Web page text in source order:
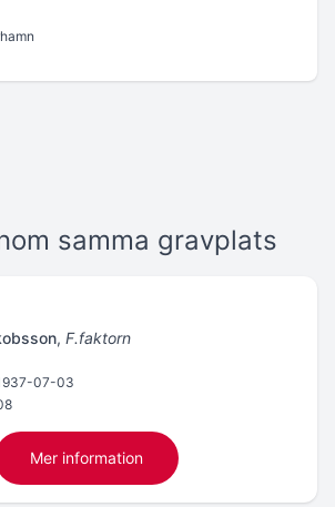
samma gravplats
, F.faktorn
07-03
Mer information